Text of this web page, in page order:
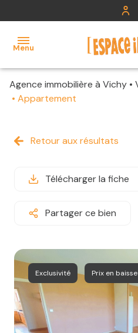
Menu
accueil
locations
contact
Agence immobilière à Vichy
Appartement
Retour aux résultats
Télécharger la fiche
Partager ce bien
Exclusivité Prix en baisse